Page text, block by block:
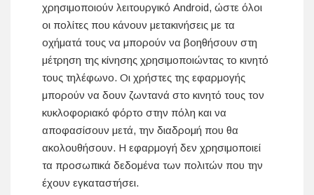
χρησιμοποιούν λειτουργικό Android, ώστε όλοι
οι πολίτες που κάνουν μετακινήσεις με τα
οχήματά τους να μπορούν να βοηθήσουν στη
μέτρηση της κίνησης χρησιμοποιώντας το κινητό
τους τηλέφωνο. Οι χρήστες της εφαρμογής
μπορούν να δουν ζωντανά στο κινητό τους τον
κυκλοφοριακό φόρτο στην πόλη και να
αποφασίσουν μετά, την διαδρομή που θα
ακολουθήσουν. Η εφαρμογή δεν χρησιμοποιεί
τα προσωπικά δεδομένα των πολιτών που την
έχουν εγκαταστήσει.